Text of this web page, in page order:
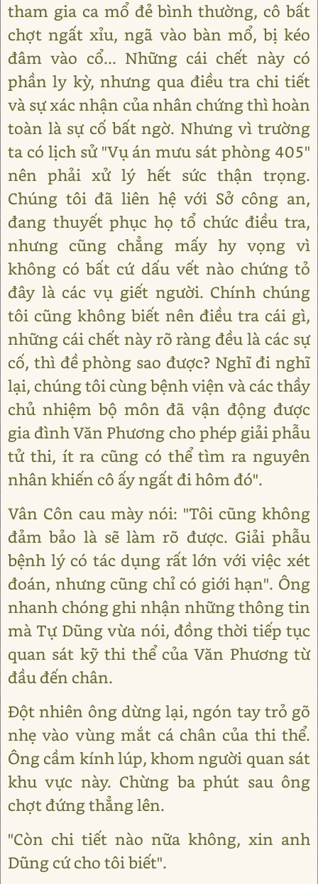
tham gia ca mổ đẻ bình thường, cô bất
chợt ngất xỉu, ngã vào bàn mổ, bị kéo
đâm vào cổ... Những cái chết này có
phần ly kỳ, nhưng qua điều tra chi tiết
và sự xác nhận của nhân chứng thì hoàn
toàn là sự cố bất ngờ. Nhưng vì trường
ta có lịch sử "Vụ án mưu sát phòng 405"
nên phải xử lý hết sức thận trọng.
Chúng tôi đã liên hệ với Sở công an,
đang thuyết phục họ tổ chức điều tra,
nhưng cũng chẳng mấy hy vọng vì
không có bất cứ dấu vết nào chứng tỏ
đây là các vụ giết người. Chính chúng
tôi cũng không biết nên điều tra cái gì,
những cái chết này rõ ràng đều là các sự
cố, thì đề phòng sao được? Nghĩ đi nghĩ
lại, chúng tôi cùng bệnh viện và các thầy
chủ nhiệm bộ môn đã vận động được
gia đình Văn Phương cho phép giải phẫu
tử thi, ít ra cũng có thể tìm ra nguyên
nhân khiến cô ấy ngất đi hôm đó".
Vân Côn cau mày nói: "Tôi cũng không
đảm bảo là sẽ làm rõ được. Giải phẫu
bệnh lý có tác dụng rất lớn với việc xét
đoán, nhưng cũng chỉ có giới hạn". Ông
nhanh chóng ghi nhận những thông tin
mà Tự Dũng vừa nói, đồng thời tiếp tục
quan sát kỹ thi thể của Văn Phương từ
đầu đến chân.
Đột nhiên ông dừng lại, ngón tay trỏ gõ
nhẹ vào vùng mắt cá chân của thi thể.
Ông cầm kính lúp, khom người quan sát
khu vực này. Chừng ba phút sau ông
chợt đứng thẳng lên.
"Còn chi tiết nào nữa không, xin anh
Dũng cứ cho tôi biết".